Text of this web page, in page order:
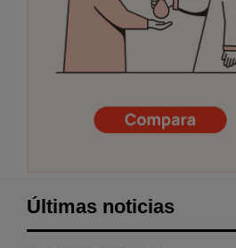
Últimas noticias